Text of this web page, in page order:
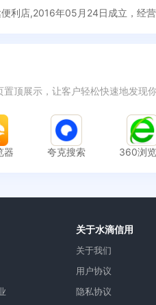
利店,2016年05月24日成立，经
置顶展示，让客户轻松快速地发现
器 夸克搜索 360浏
关于水滴信用
关于我们
用户协议
隐私协议